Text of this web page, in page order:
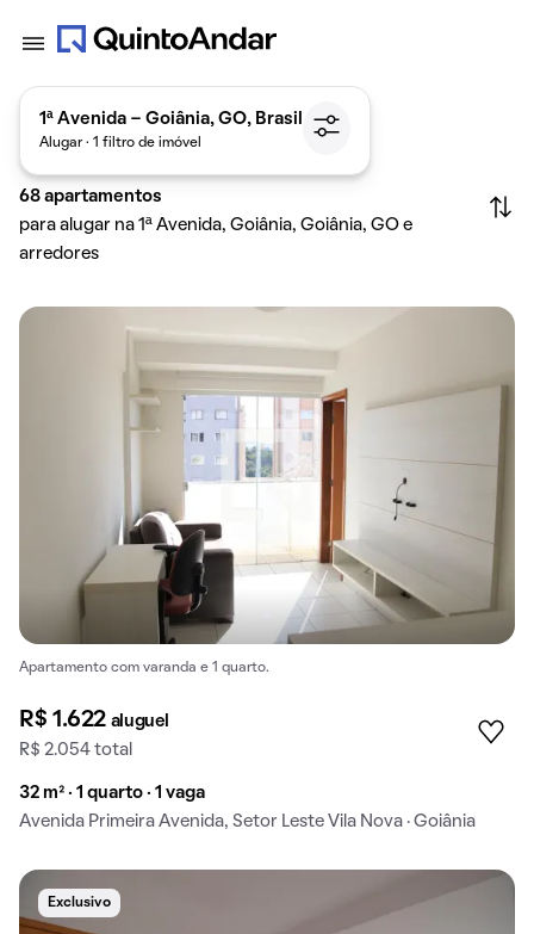
1ª Avenida - Goiânia, GO, Brasil
Alugar · 1 filtro de imóvel
68 apartamentos
para alugar na 1ª Avenida, Goiânia, Goiânia, GO e
arredores
Apartamento com varanda e 1 quarto.
R$ 1.622 aluguel
R$ 2.054 total
32 m² · 1 quarto · 1 vaga
Avenida Primeira Avenida, Setor Leste Vila Nova · Goiânia
Exclusivo